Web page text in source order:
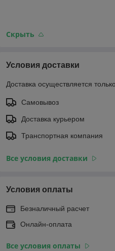
Скрыть
Условия доставки
Доставка осуществляется
Самовывоз
Доставка курьером
Транспортная компания
Все условия доставки
Условия оплаты
Безналичный расчет
Онлайн-оплата
Все условия оплаты